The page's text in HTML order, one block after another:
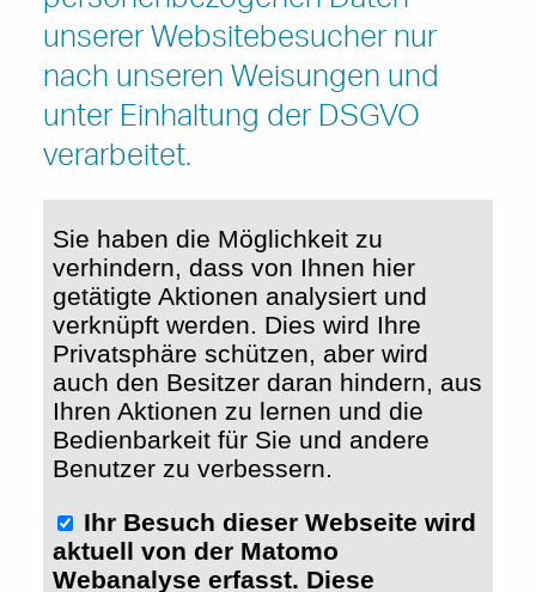
unserer Websitebesucher nur
nach unseren Weisungen und
unter Einhaltung der DSGVO
verarbeitet.